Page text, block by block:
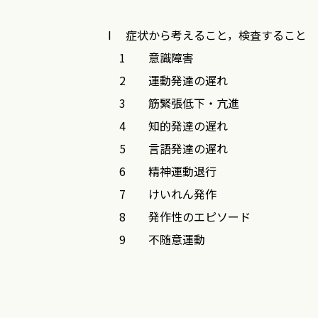
からあまり進歩していないようです．こ
平和な日々が復活し，本マニュアルが
なお，NCNP小児神経科は2022年4月
す．「小児神経」は学会名でもあり非
科とそれぞれ守備範囲の異なる3科が
す．
最後に本改訂版の刊行にあたりご尽力
I 症状から考えること，検査すること
1 意識障害
2 運動発達の遅れ
3 筋緊張低下・亢進
4 知的発達の遅れ
5 言語発達の遅れ
6 精神運動退行
7 けいれん発作
8 発作性のエピソード
9 不随意運動